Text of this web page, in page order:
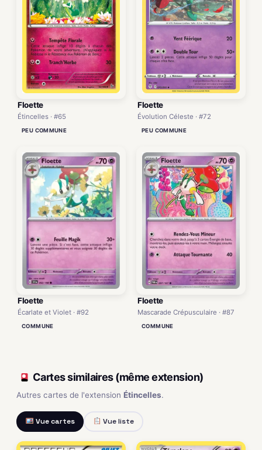
Floette
Étincelles · #65
PEU COMMUNE
Floette
Évolution Céleste · #72
PEU COMMUNE
Floette
Écarlate et Violet · #92
COMMUNE
Floette
Mascarade Crépusculaire · #87
COMMUNE
Cartes similaires (même extension)
Autres cartes de l'extension Étincelles.
Vue cartes Vue liste